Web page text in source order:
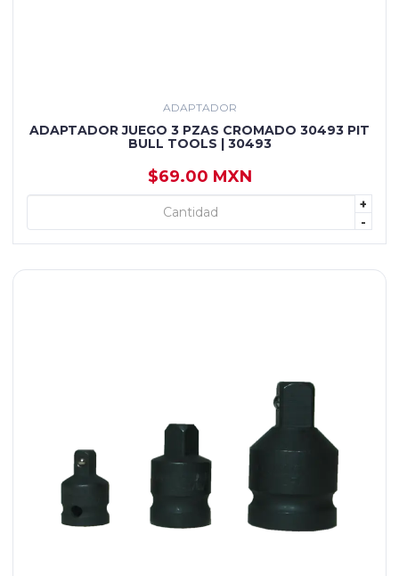
ADAPTADOR
ADAPTADOR JUEGO 3 PZAS CROMADO 30493 PIT
BULL TOOLS | 30493
$69.00 MXN
+
-
+ AGREGAR